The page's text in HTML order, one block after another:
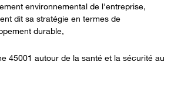
environnemental de l'entreprise,
dit sa stratégie en termes de
durable,
45001 autour de la santé et la sécurité au